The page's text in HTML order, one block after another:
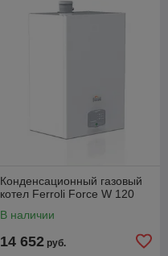
Конденсационный газовый
котел Ferroli Force W 120
В наличии
14 652 руб.